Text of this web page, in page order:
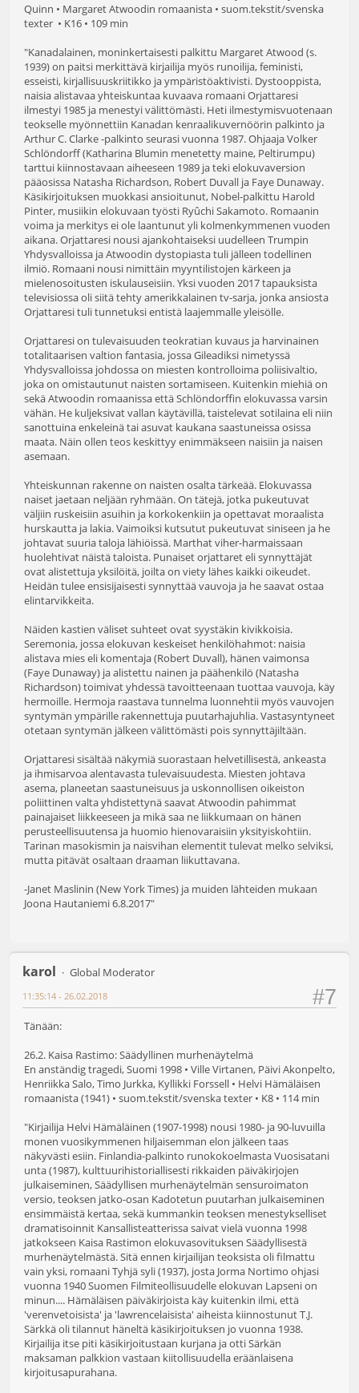
Quinn • Margaret Atwoodin romaanista • suom.tekstit/svenska
texter • K16 • 109 min
"Kanadalainen, moninkertaisesti palkittu Margaret Atwood (s.
1939) on paitsi merkittävä kirjailija myös runoilija, feministi,
esseisti, kirjallisuuskriitikko ja ympäristöaktivisti. Dystooppista,
naisia alistavaa yhteiskuntaa kuvaava romaani Orjattaresi
ilmestyi 1985 ja menestyi välittömästi. Heti ilmestymisvuotenaan
teokselle myönnettiin Kanadan kenraalikuvernöörin palkinto ja
Arthur C. Clarke -palkinto seurasi vuonna 1987. Ohjaaja Volker
Schlöndorff (Katharina Blumin menetetty maine, Peltirumpu)
tarttui kiinnostavaan aiheeseen 1989 ja teki elokuvaversion
pääosissa Natasha Richardson, Robert Duvall ja Faye Dunaway.
Käsikirjoituksen muokkasi ansioitunut, Nobel-palkittu Harold
Pinter, musiikin elokuvaan työsti Ryûchi Sakamoto. Romaanin
voima ja merkitys ei ole laantunut yli kolmenkymmenen vuoden
aikana. Orjattaresi nousi ajankohtaiseksi uudelleen Trumpin
Yhdysvalloissa ja Atwoodin dystopiasta tuli jälleen todellinen
ilmiö. Romaani nousi nimittäin myyntilistojen kärkeen ja
mielenosoitusten iskulauseisiin. Yksi vuoden 2017 tapauksista
televisiossa oli siitä tehty amerikkalainen tv-sarja, jonka ansiosta
Orjattaresi tuli tunnetuksi entistä laajemmalle yleisölle.
Orjattaresi on tulevaisuuden teokratian kuvaus ja harvinainen
totalitaarisen valtion fantasia, jossa Gileadiksi nimetyssä
Yhdysvalloissa johdossa on miesten kontrolloima poliisivaltio,
joka on omistautunut naisten sortamiseen. Kuitenkin miehiä on
sekä Atwoodin romaanissa että Schlöndorffin elokuvassa varsin
vähän. He kuljeksivat vallan käytävillä, taistelevat sotilaina eli niin
sanottuina enkeleinä tai asuvat kaukana saastuneissa osissa
maata. Näin ollen teos keskittyy enimmäkseen naisiin ja naisen
asemaan.
Yhteiskunnan rakenne on naisten osalta tärkeää. Elokuvassa
naiset jaetaan neljään ryhmään. On tätejä, jotka pukeutuvat
väljiin ruskeisiin asuihin ja korkokenkiin ja opettavat moraalista
hurskautta ja lakia. Vaimoiksi kutsutut pukeutuvat siniseen ja he
johtavat suuria taloja lähiöissä. Marthat viher-harmaissaan
huolehtivat näistä taloista. Punaiset orjattaret eli synnyttäjät
ovat alistettuja yksilöitä, joilta on viety lähes kaikki oikeudet.
Heidän tulee ensisijaisesti synnyttää vauvoja ja he saavat ostaa
elintarvikkeita.
Näiden kastien väliset suhteet ovat syystäkin kivikkoisia.
Seremonia, jossa elokuvan keskeiset henkilöhahmot: naisia
alistava mies eli komentaja (Robert Duvall), hänen vaimonsa
(Faye Dunaway) ja alistettu nainen ja päähenkilö (Natasha
Richardson) toimivat yhdessä tavoitteenaan tuottaa vauvoja, käy
hermoille. Hermoja raastava tunnelma luonnehtii myös vauvojen
syntymän ympärille rakennettuja puutarhajuhlia. Vastasyntyneet
otetaan syntymän jälkeen välittömästi pois synnyttäjiltään.
Orjattaresi sisältää näkymiä suorastaan helvetillisestä, ankeasta
ja ihmisarvoa alentavasta tulevaisuudesta. Miesten johtava
asema, planeetan saastuneisuus ja uskonnollisen oikeiston
poliittinen valta yhdistettynä saavat Atwoodin pahimmat
painajaiset liikkeeseen ja mikä saa ne liikkumaan on hänen
perusteellisuutensa ja huomio hienovaraisiin yksityiskohtiin.
Tarinan masokismin ja naisvihan elementit tulevat melko selviksi,
mutta pitävät osaltaan draaman liikuttavana.
-Janet Maslinin (New York Times) ja muiden lähteiden mukaan
Joona Hautaniemi 6.8.2017"
karol Global Moderator
#7
11:35:14 - 26.02.2018
Tänään:
26.2. Kaisa Rastimo: Säädyllinen murhenäytelmä
En anständig tragedi, Suomi 1998 • Ville Virtanen, Päivi Akonpelto,
Henriikka Salo, Timo Jurkka, Kyllikki Forssell • Helvi Hämäläisen
romaanista (1941) • suom.tekstit/svenska texter • K8 • 114 min
"Kirjailija Helvi Hämäläinen (1907-1998) nousi 1980- ja 90-luvuilla
monen vuosikymmenen hiljaisemman elon jälkeen taas
näkyvästi esiin. Finlandia-palkinto runokokoelmasta Vuosisatani
unta (1987), kulttuurihistoriallisesti rikkaiden päiväkirjojen
julkaiseminen, Säädyllisen murhenäytelmän sensuroimaton
versio, teoksen jatko-osan Kadotetun puutarhan julkaiseminen
ensimmäistä kertaa, sekä kummankin teoksen menestykselliset
dramatisoinnit Kansallisteatterissa saivat vielä vuonna 1998
jatkokseen Kaisa Rastimon elokuvasovituksen Säädyllisestä
murhenäytelmästä. Sitä ennen kirjailijan teoksista oli filmattu
vain yksi, romaani Tyhjä syli (1937), josta Jorma Nortimo ohjasi
vuonna 1940 Suomen Filmiteollisuudelle elokuvan Lapseni on
minun.... Hämäläisen päiväkirjoista käy kuitenkin ilmi, että
'verenvetoisista' ja 'lawrencelaisista' aiheista kiinnostunut T.J.
Särkkä oli tilannut häneltä käsikirjoituksen jo vuonna 1938.
Kirjailija itse piti käsikirjoitustaan kurjana ja otti Särkän
maksaman palkkion vastaan kiitollisuudella eräänlaisena
kirjoitusapurahana.